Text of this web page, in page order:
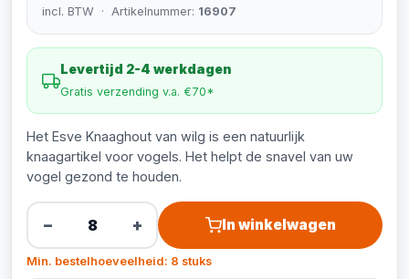
incl. BTW · Artikelnummer: 16907
Levertijd 2-4 werkdagen
Gratis verzending v.a. €70*
Het Esve Knaaghout van wilg is een natuurlijk
knaagartikel voor vogels. Het helpt de snavel van uw
vogel gezond te houden.
− + In winkelwagen
Min. bestelhoeveelheid: 8 stuks